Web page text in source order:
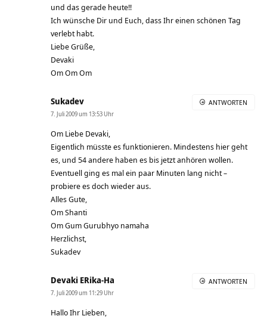
und das gerade heute!!
Ich wünsche Dir und Euch, dass Ihr einen schönen Tag
verlebt habt.
Liebe Grüße,
Devaki
Om Om Om
Sukadev
7. Juli 2009 um 13:53 Uhr
Om Liebe Devaki,
Eigentlich müsste es funktionieren. Mindestens hier geht
es, und 54 andere haben es bis jetzt anhören wollen.
Eventuell ging es mal ein paar Minuten lang nicht –
probiere es doch wieder aus.
Alles Gute,
Om Shanti
Om Gum Gurubhyo namaha
Herzlichst,
Sukadev
ANTWORTEN
Devaki ERika-Ha
7. Juli 2009 um 11:29 Uhr
Hallo Ihr Lieben,
ANTWORTEN